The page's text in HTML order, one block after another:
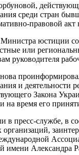
среди стран
правовой акт
Министра юстиции
или
руководителя
и деятельности
Закона
на время его
в пресс-службе, в
организаций,
имени Александра